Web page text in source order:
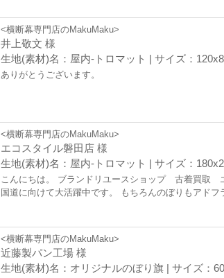
<横断幕専門店のMakuMaku>
井上敬文 様
生地(素材)名：屋内-トロマット | サイズ：
ありがとうございます。
<横断幕専門店のMakuMaku>
エコスタイル磐田店 様
生地(素材)名：屋内-トロマット | サイズ：
こんにちは。 ブランドリユースショップ 古着買取
国道に向けて大活躍中です。 もちろんのぼりもアドフ
<横断幕専門店のMakuMaku>
近藤製パン工場 様
生地(素材)名：オリジナルのぼり旗 | サイズ：